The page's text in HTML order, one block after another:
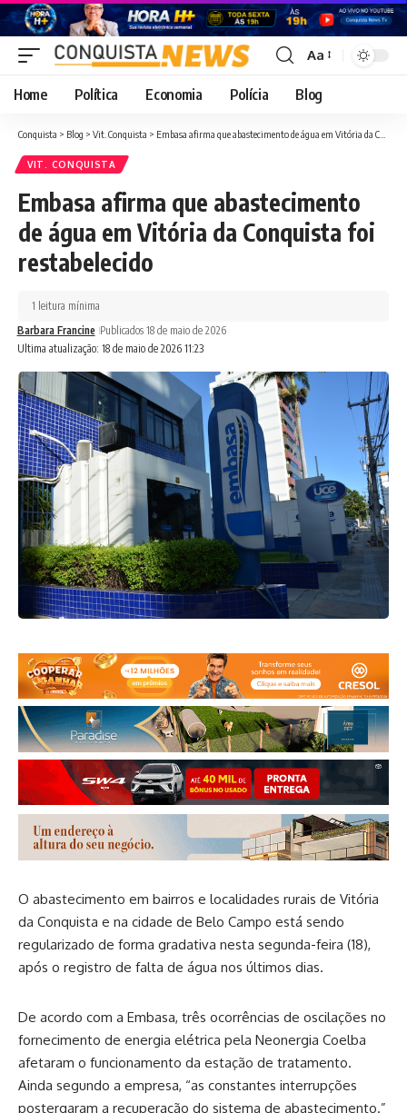
Font
Resizer
Aa
Home Política Economia Polícia Blog
Conquista > Blog > Vit. Conquista > Embasa afirma que abastecimento de água em Vitória da Conquista foi restabelecido
VIT. CONQUISTA
Embasa afirma que abastecimento
de água em Vitória da Conquista foi
restabelecido
Ultima atualização: 18 de maio de 2026 11:23
Barbara Francine Publicados 18 de maio de 2026
1 leitura mínima
O abastecimento em bairros e localidades rurais de Vitória
da Conquista e na cidade de Belo Campo está sendo
regularizado de forma gradativa nesta segunda-feira (18),
após o registro de falta de água nos últimos dias.
De acordo com a Embasa, três ocorrências de oscilações no
fornecimento de energia elétrica pela Neonergia Coelba
afetaram o funcionamento da estação de tratamento.
Ainda segundo a empresa, “as constantes interrupções
postergaram a recuperação do sistema de abastecimento.”